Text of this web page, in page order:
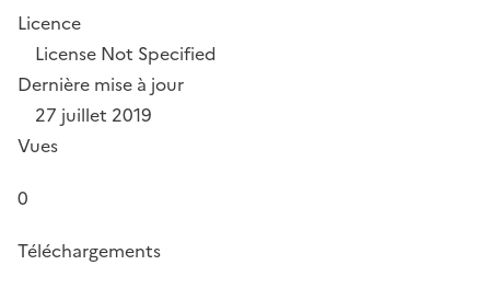
Licence
License Not Specified
Dernière mise à jour
27 juillet 2019
Vues
0
Téléchargements